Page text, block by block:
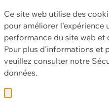
Ce site web utilise des
pour améliorer l'expérience
performance du site web et
Pour plus d'informations et
veuillez consulter notre
données.